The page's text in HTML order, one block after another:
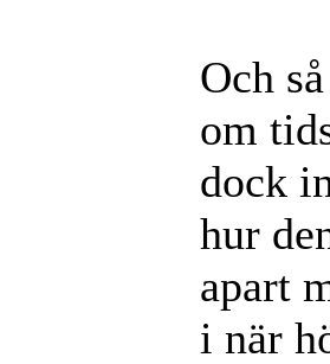
Och
om
dock
hur
apart
i när